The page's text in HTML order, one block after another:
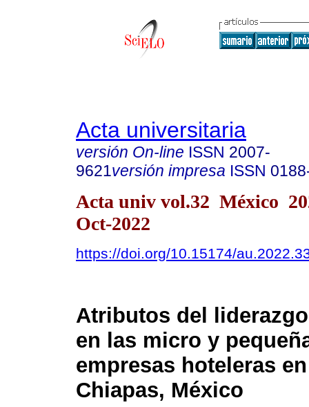
Acta universitaria
versión On-line ISSN 2007-
9621versión impresa ISSN
Acta univ vol.32 México
Oct-2022
https://doi.org/10.15174/
Atributos del
en las micro y
empresas hoteleras
Chiapas, México